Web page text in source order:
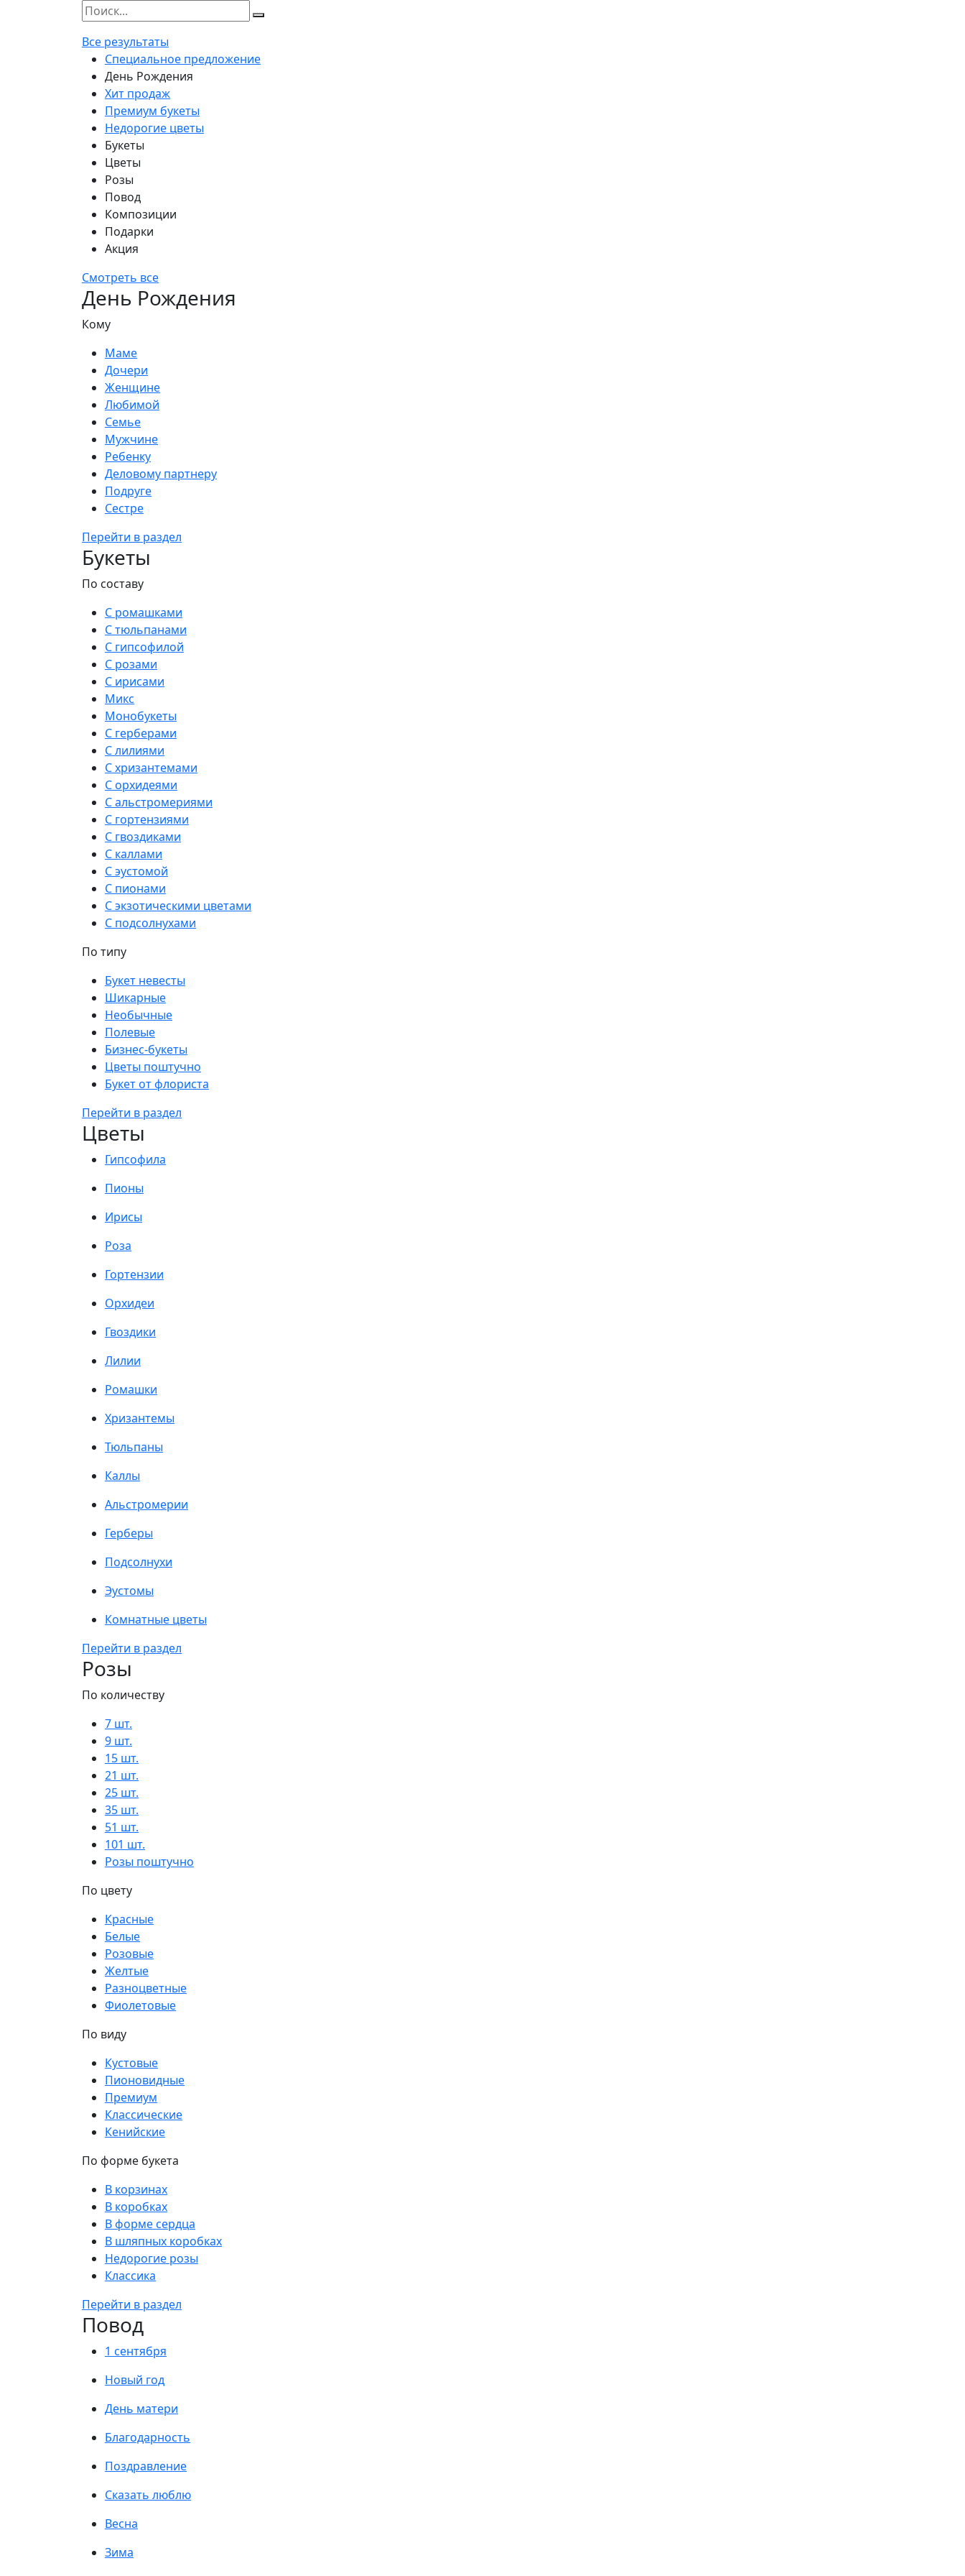
Все результаты
Специальное предложение
День Рождения
Хит продаж
Премиум букеты
Недорогие цветы
Букеты
Цветы
Розы
Повод
Композиции
Подарки
Акция
Смотреть все
День Рождения
Кому
Маме
Дочери
Женщине
Любимой
Семье
Мужчине
Ребенку
Деловому партнеру
Подруге
Сестре
Перейти в раздел
Букеты
По составу
С ромашками
С тюльпанами
С гипсофилой
С розами
С ирисами
Микс
Монобукеты
С герберами
С лилиями
С хризантемами
С орхидеями
С альстромериями
С гортензиями
С гвоздиками
С каллами
С эустомой
С пионами
С экзотическими цветами
С подсолнухами
По типу
Букет невесты
Шикарные
Необычные
Полевые
Бизнес-букеты
Цветы поштучно
Букет от флориста
Перейти в раздел
Цветы
Гипсофила
Пионы
Ирисы
Роза
Гортензии
Орхидеи
Гвоздики
Лилии
Ромашки
Хризантемы
Тюльпаны
Каллы
Альстромерии
Герберы
Подсолнухи
Эустомы
Комнатные цветы
Перейти в раздел
Розы
По количеству
7 шт.
9 шт.
15 шт.
21 шт.
25 шт.
35 шт.
51 шт.
101 шт.
Розы поштучно
По цвету
Красные
Белые
Розовые
Желтые
Разноцветные
Фиолетовые
По виду
Кустовые
Пионовидные
Премиум
Классические
Кенийские
По форме букета
В корзинах
В коробках
В форме сердца
В шляпных коробках
Недорогие розы
Классика
Перейти в раздел
Повод
1 сентября
Новый год
День матери
Благодарность
Поздравление
Сказать люблю
Весна
Зима